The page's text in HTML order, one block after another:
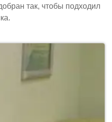
так, чтобы подходил